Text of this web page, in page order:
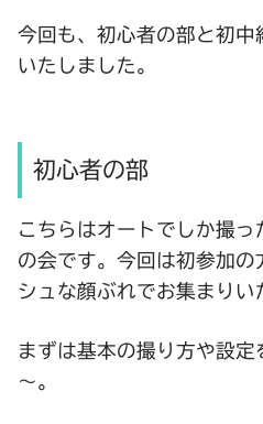
今回も、初心者の部と初
いたしました。
初心者の部
こちらはオートでしか撮
の会です。今回は初参加の
シュな顔ぶれでお集まりい
まずは基本の撮り方や設
～。